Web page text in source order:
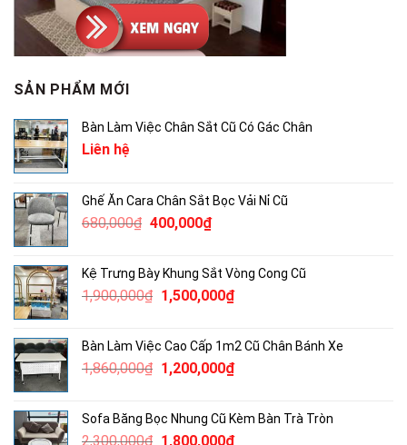
SẢN PHẨM MỚI
Bàn Làm Việc Chân Sắt Cũ Có Gác Chân
Liên hệ
Ghế Ăn Cara Chân Sắt Bọc Vải Nỉ Cũ
680,000₫ Giá
680,000₫.
400,000₫Giá
là:
400,000₫.
Kệ Trưng Bày Khung Sắt Vòng Cong Cũ
1,900,000₫ Giá
1,900,000₫.
1,500,000₫Giá
là:
1,500,000₫.
Bàn Làm Việc Cao Cấp 1m2 Cũ Chân Bánh Xe
1,860,000₫ Giá
1,860,000₫.
1,200,000₫Giá
là:
Sofa Băng Bọc Nhung Cũ Kèm Bàn Trà Tròn
2,300,000₫ Giá
1,800,000₫Giá